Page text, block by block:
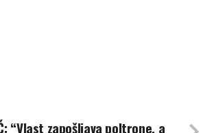
“Vlast zapošljava poltrone, a